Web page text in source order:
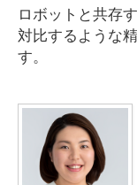
ロボットと共存
対比するような
す。